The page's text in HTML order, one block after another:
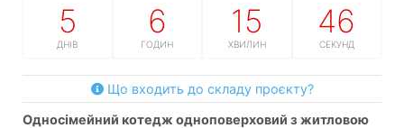
5
ДНІВ
6
ГОДИН
15
ХВИЛИН
45
СЕКУНД
Що входить до складу проєкту?
односімейний котедж одноповерховий з житловою